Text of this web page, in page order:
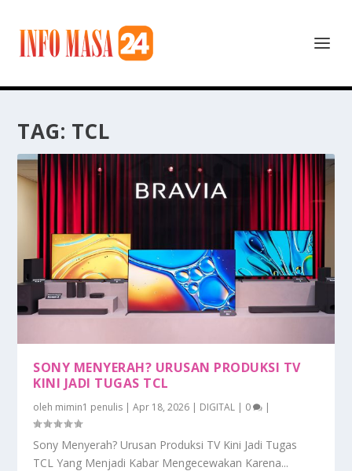
TAG: TCL
SONY MENYERAH? URUSAN PRODUKSI TV
KINI JADI TUGAS TCL
oleh mimin1 penulis |Apr 18, 2026 | DIGITAL | 0 |
Sony Menyerah? Urusan Produksi TV Kini Jadi Tugas
TCL Yang Menjadi Kabar Mengecewakan Karena...